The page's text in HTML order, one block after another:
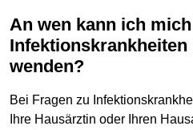
An wen kann ich mich bei Fragen zu
Infektionskrankheiten
wenden?
Bei Fragen zu
Ihre Hausärztin oder Ihren